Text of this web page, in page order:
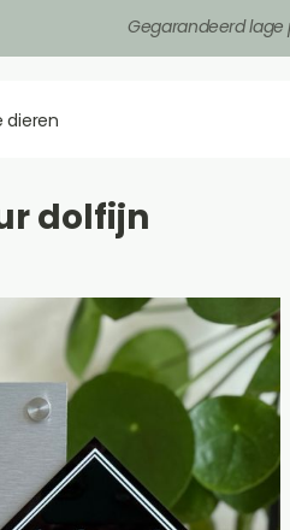
Gegarandeerd lage
dieren
dolfijn